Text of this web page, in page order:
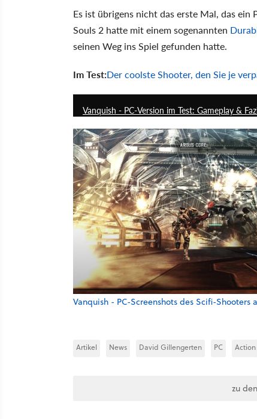
Es ist übrigens nicht das erste Mal, das ein
Souls 2 hatte mit einem sogenannten
seinen Weg ins Spiel gefunden hatte.
Im Test:Der coolste Shooter, den Sie je
Vanquish - PC-Version im Test: Gameplay &
Vanquish - PC-Screenshots des Scifi-Shooters
Artikel News David Gillengerten PC Action
zu